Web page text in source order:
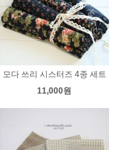
모다 쓰리 시스터즈 4종 세트
11,000원